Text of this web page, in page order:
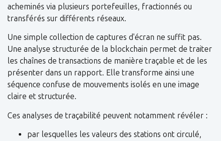
acheminés via plusieurs portefeuilles, fractionnés ou
transférés sur différents réseaux.
Une simple collection de captures d'écran ne suffit pas.
Une analyse structurée de la blockchain permet de traiter
les chaînes de transactions de manière traçable et de les
présenter dans un rapport. Elle transforme ainsi une
séquence confuse de mouvements isolés en une image
claire et structurée.
Ces analyses de traçabilité peuvent notamment révéler :
par lesquelles les valeurs des stations ont circulé,